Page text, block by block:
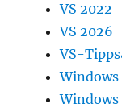
VS 2022
VS 2026
VS-
Windows
Windows